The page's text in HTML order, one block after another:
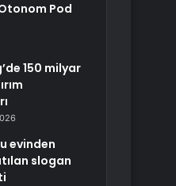
Pod
150 milyar
evinden
slogan